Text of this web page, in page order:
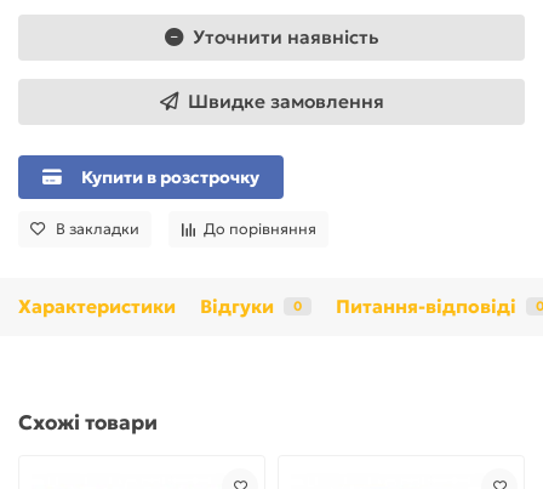
Уточнити наявність
Швидке замовлення
Купити в розстрочку
В закладки До порівняння
Характеристики Відгуки 0 Питання-відповіді 0
Схожі товари